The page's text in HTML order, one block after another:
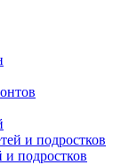
и подростков
подростков